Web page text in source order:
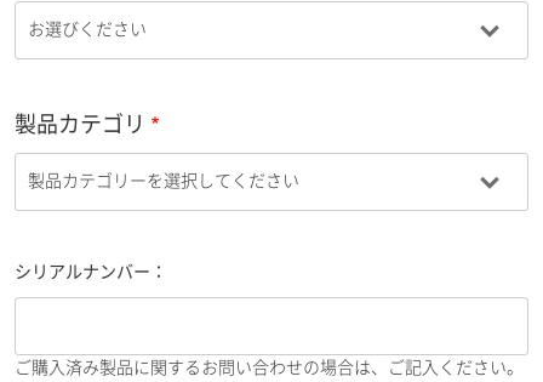
製品カテゴリ
シリアルナンバー：
ご購入済み製品に関するお問い合わせの場合は、ご記入ください。